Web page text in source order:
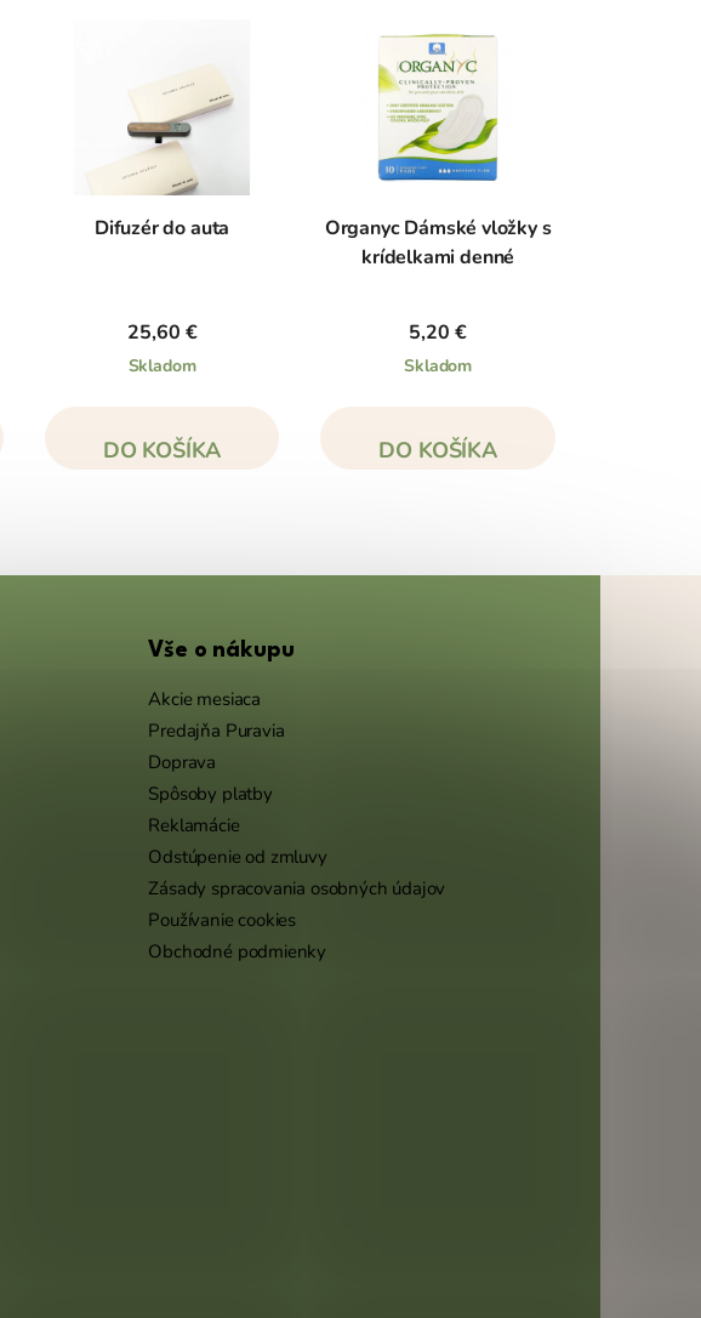
Difuzér do auta
25,60 €
Skladom
DO KOŠÍKA
Organyc Dámské vložky s
krídelkami denné
5,20 €
Skladom
DO KOŠÍKA
Vše o nákupu
Akcie mesiaca
Predajňa Puravia
Doprava
Spôsoby platby
Reklamácie
Odstúpenie od zmluvy
Zásady spracovania osobných údajov
Používanie cookies
Obchodné podmienky